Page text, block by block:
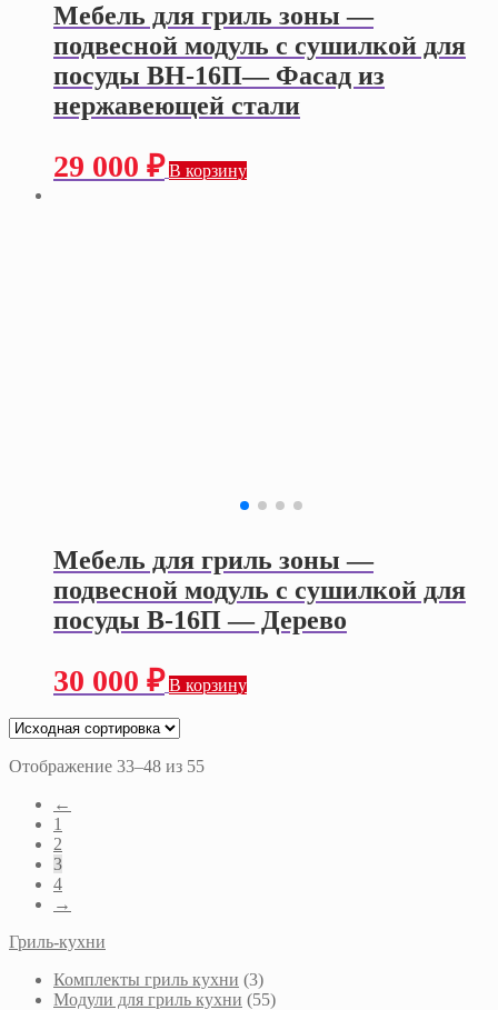
Мебель для гриль зоны —
подвесной модуль с сушилкой для
посуды ВН-16П— Фасад из
нержавеющей стали
29 000 ₽ В корзину
Мебель для гриль зоны —
подвесной модуль с сушилкой для
посуды В-16П — Дерево
30 000 ₽ В корзину
Отображение 33–48 из 55
←
1
2
3
4
→
Гриль-кухни
Комплекты гриль кухни 3
Модули для гриль кухни
55